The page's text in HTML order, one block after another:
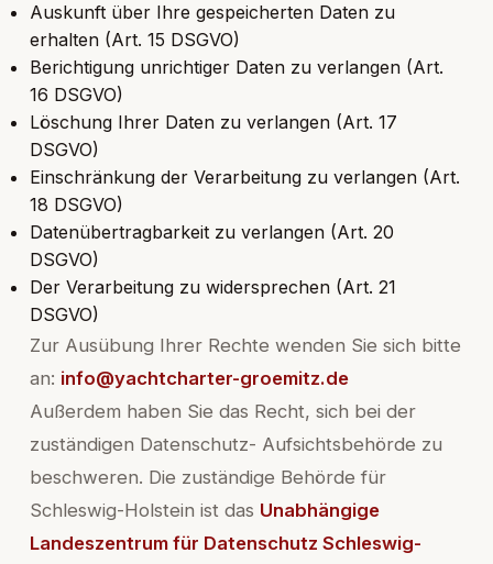
Auskunft über Ihre gespeicherten Daten zu
erhalten (Art. 15 DSGVO)
Berichtigung unrichtiger Daten zu verlangen (Art.
16 DSGVO)
Löschung Ihrer Daten zu verlangen (Art. 17
DSGVO)
Einschränkung der Verarbeitung zu verlangen (Art.
18 DSGVO)
Datenübertragbarkeit zu verlangen (Art. 20
DSGVO)
Der Verarbeitung zu widersprechen (Art. 21
DSGVO)
Zur Ausübung Ihrer Rechte wenden Sie sich bitte
an: info@yachtcharter-groemitz.de
Außerdem haben Sie das Recht, sich bei der
zuständigen Datenschutz- Aufsichtsbehörde zu
beschweren. Die zuständige Behörde für
Schleswig-Holstein ist das Unabhängige
Landeszentrum für Datenschutz Schleswig-